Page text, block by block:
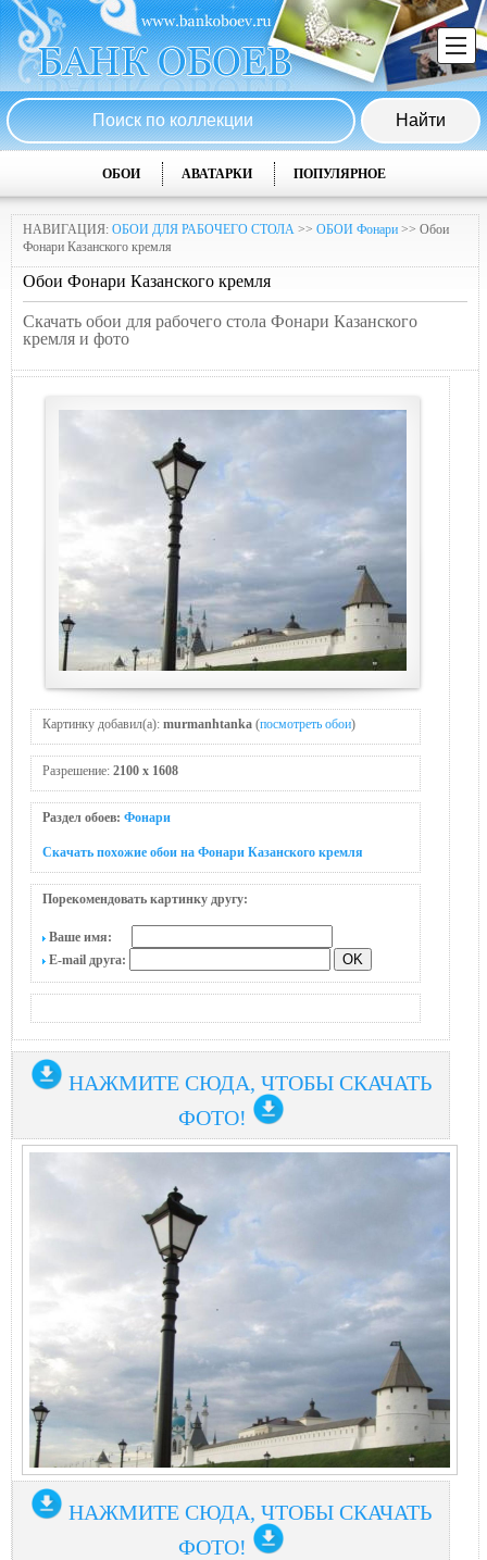
ОБОИ АВАТАРКИ ПОПУЛЯРНОЕ
НАВИГАЦИЯ: ОБОИ ДЛЯ РАБОЧЕГО СТОЛА >> ОБОИ Фонари >> Обои
Фонари Казанского кремля
Обои Фонари Казанского кремля
Скачать обои для рабочего стола Фонари Казанского
кремля и фото
Картинку добавил(а): murmanhtanka (посмотреть обои)
Разрешение: 2100 x 1608
Раздел обоев: Фонари
Скачать похожие обои на Фонари Казанского кремля
Порекомендовать картинку другу:
Ваше имя:
E-mail друга:
НАЖМИТЕ СЮДА, ЧТОБЫ СКАЧАТЬ
ФОТО!
НАЖМИТЕ СЮДА, ЧТОБЫ СКАЧАТЬ
ФОТО!